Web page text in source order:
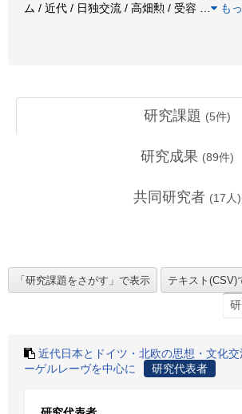
ム / 近代 / 日独交流 / 高畑勲 / 受容
も
研究課題 (5件)
研究成果 (89件)
共同研究者 (17 人)
近代日本とドイツ・北欧の思想・文化
ーゲルレーヴを中心に
研究代表者